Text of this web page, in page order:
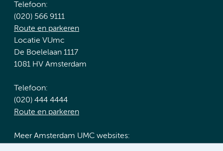
Telefoon:
(020) 566 9111
Route en parkeren
Locatie VUmc
De Boelelaan 1117
1081 HV Amsterdam
Telefoon:
(020) 444 4444
Route en parkeren
Meer Amsterdam UMC websites: